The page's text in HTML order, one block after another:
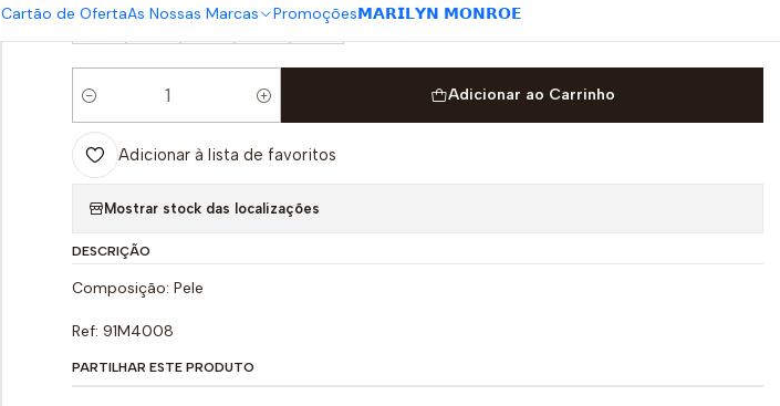
Cartão de OfertaAs Nossas Marcas Promoções𝗠𝗔𝗥𝗜𝗟𝗬𝗡 𝗠𝗢𝗡𝗥𝗢𝗘
36 37 38 39 40
Quantidade
Adicionar ao Carrinho
Adicionar à lista de favoritos
Mostrar stock das localizações
DESCRIÇÃO
Composição: Pele
Ref: 91M4008
PARTILHAR ESTE PRODUTO